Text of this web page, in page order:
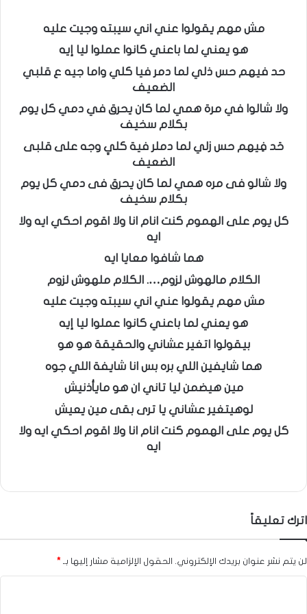
مش مهم يقولوا عني اني سيبته وجيت عليه
هو يعني لما باعني كانوا عملوا ليا إيه
حد فيهم حس ذلي لما دمر فيا كلي واما جيه ع قلبي
الضعيف
ولا شالوا في مرة همي لما كان يحرق في دمي كل يوم
بكلام سخيف
حَد فِيهم حس زلي لما دملر فية كليِ وجه على قلبى
الضعيف
ولا شالو فى مره همي لما كان يحرق فى دمي كل يوم
بكلام سخيف
كل يوم على الهموم كنت انام انا ولا اقوم احكي ايه ولا
ايه
هما شافوا معايا ايه
الكلام مالهوش لزوم…. الكلام ملهوش لزوم
مش مهم يقولوا عني اني سيبته وجيت عليه
هو يعني لما باعني كانوا عملوا ليا إيه
بيقولوا اتغير عشاني والحقيقة هو هو
هما شايفين اللي بره بس انا شايفة اللي جوه
مين هيضمن ليا تاني ان هو مايأذنيش
لوهيتغير عشاني يا ترى بقى مين يعيش
كل يوم على الهموم كنت انام انا ولا اقوم احكي ايه ولا
ايه
اترك تعليقاً
لن يتم نشر عنوان بريدك الإلكتروني. الحقول الإلزامية مشار إليها بـ *